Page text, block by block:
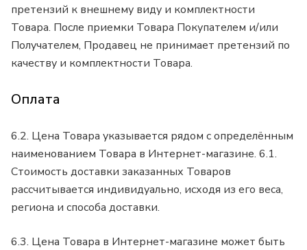
претензий к внешнему виду и комплектности
Товара. После приемки Товара Покупателем и/или
Получателем, Продавец не принимает претензий по
качеству и комплектности Товара.
Оплата
6.2. Цена Товара указывается рядом с определённым
наименованием Товара в Интернет-магазине. 6.1.
Стоимость доставки заказанных Товаров
рассчитывается индивидуально, исходя из его веса,
региона и способа доставки.
6.3. Цена Товара в Интернет-магазине может быть